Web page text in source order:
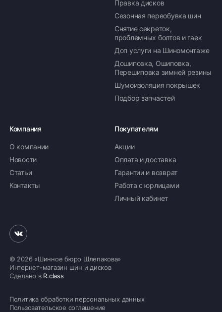
Правка дисков
Сезонная переобувка шин
Снятие секреток,
проблемных болтов и гаек
Доп услуги на Шиномонтаже
Дошиповка, Ошиповка,
Перешиповка зимней резины
Шумоизоляция покрышек
Подбор запчастей
Компания
О компании
Новости
Статьи
Контакты
Покупателям
Акции
Оплата и доставка
Гарантии и возврат
Работа с юрлицами
Личный кабинет
© 2026 «Шинное бюро Шлепакова»
Интернет-магазин шин и дисков
Сделано в R.class
Политика обработки персональных данных
Пользовательское соглашение